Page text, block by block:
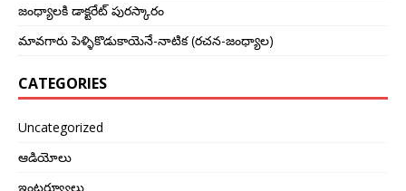
జంధ్యాలకి డాక్టరేట్ పురస్కారం
మావగారు పెళ్ళికొడుకాయెనే-నాటిక (రచన-జంధ్యాల)
CATEGORIES
Uncategorized
ఆడియోలు
ఇంటర్వ్యూలు